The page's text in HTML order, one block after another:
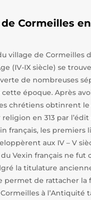
Cormeilles
village de Cormeilles
(IV-IX siècle) se
de nombreuses
époque. Après
chrétiens obtinrent
en 313 par
français, les premiers
aux IV – V
Vexin français ne fut
la titulature
permet de rattacher la
à l’Antiquité